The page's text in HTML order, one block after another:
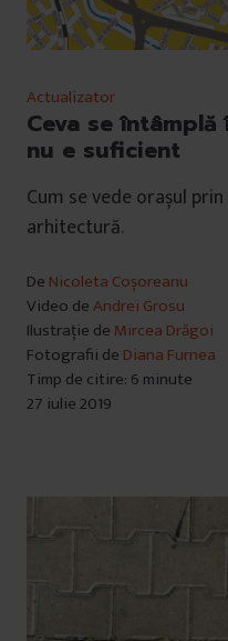
Actualizator
Ceva se
nu e suficient
Cum se vede orașul
arhitectură.
De Nicoleta Coșoreanu
Video deAndrei Grosu
Ilustrație de Mircea Drăgoi
Fotografii de Diana Furnea
Timp de citire: 6 minute
27 iulie 2019